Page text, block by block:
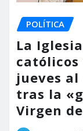
POLÍTICA
La
católicos
jueves
tras la
Virgen